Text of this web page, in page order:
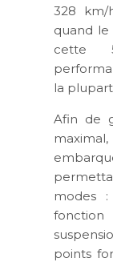
328
quand
cette
la
Afin de
modes
points